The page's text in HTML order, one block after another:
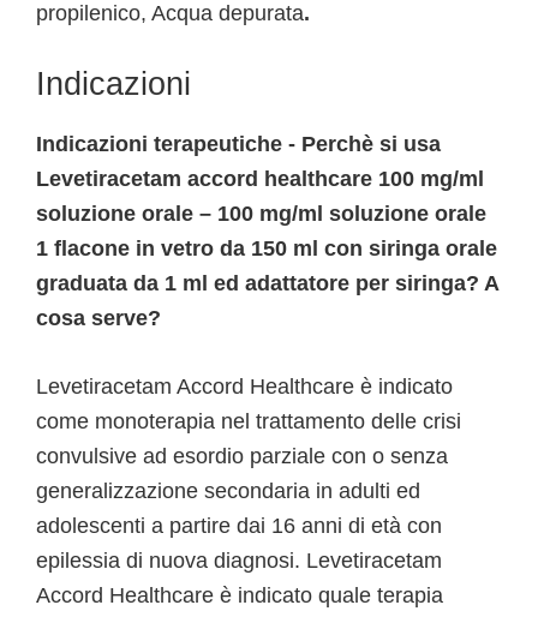
propilenico, Acqua depurata.
Indicazioni
Indicazioni terapeutiche - Perchè si usa
Levetiracetam accord healthcare 100 mg/ml
soluzione orale – 100 mg/ml soluzione orale
1 flacone in vetro da 150 ml con siringa orale
graduata da 1 ml ed adattatore per siringa? A
cosa serve?
Levetiracetam Accord Healthcare è indicato
come monoterapia nel trattamento delle crisi
convulsive ad esordio parziale con o senza
generalizzazione secondaria in adulti ed
adolescenti a partire dai 16 anni di età con
epilessia di nuova diagnosi. Levetiracetam
Accord Healthcare è indicato quale terapia